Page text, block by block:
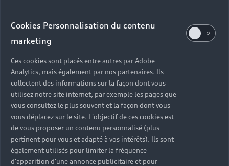
Cookies Personnalisation du contenu
marketing
Ces cookies sont placés entre autres par Adobe
Analytics, mais également par nos partenaires. Ils
collectent des informations sur la façon dont vous
utilisez notre site internet, par exemple les pages que
vous consultez le plus souvent et la façon dont vous
vous déplacez sur le site. L'objectif de ces cookies est
de vous proposer un contenu personnalisé (plus
pertinent pour vous et adapté à vos intérêts). Ils sont
également utilisés pour limiter la fréquence
d'apparition d'une annonce publicitaire et pour
Fermé,Ouvre àsamedi 09:00
Service Après-vente
Fermé
Retour en haut
Accès rapides
Quelle Audi me correspond ?
Modèles